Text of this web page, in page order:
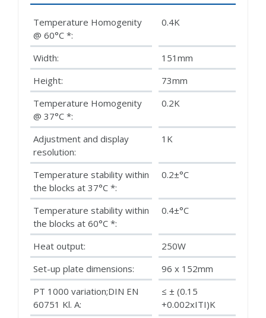
Temperature Homogenity
@ 60°C *:
0.4K
Width:
151mm
Height:
73mm
Temperature Homogenity
@ 37°C *:
0.2K
Adjustment and display
resolution:
1K
Temperature stability within
the blocks at 37°C *:
0.2±°C
Temperature stability within
the blocks at 60°C *:
0.4±°C
Heat output:
250W
Set-up plate dimensions:
96 x 152mm
PT 1000 variation;DIN EN
60751 Kl. A:
≤ ± (0.15
+0.002xITI)K